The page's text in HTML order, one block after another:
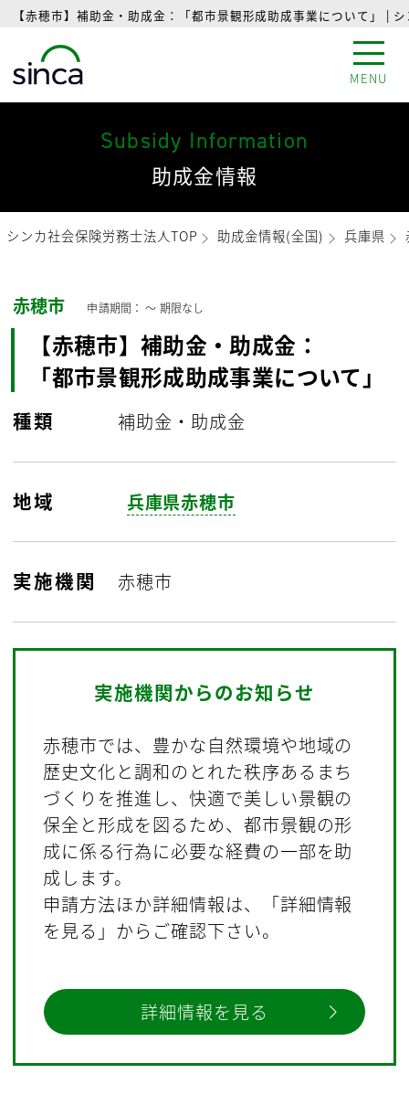
【赤穂市】補助金・助成金：「都市景観形成助成事業について」 |
MENU
Subsidy Information
助成金情報
シンカ社会保険労務士法人TOP 助成金情報(全国) 兵庫県
赤穂市 申請期間： 〜 期限なし
【赤穂市】補助金・助成金：
「都市景観形成助成事業について」
種類 補助金・助成金
地域 兵庫県赤穂市
実施機関 赤穂市
実施機関からのお知らせ
赤穂市では、豊かな自然環境や地域の
歴史文化と調和のとれた秩序あるまち
づくりを推進し、快適で美しい景観の
保全と形成を図るため、都市景観の形
成に係る行為に必要な経費の一部を助
成します。
申請方法ほか詳細情報は、「詳細情報
を見る」からご確認下さい。
詳細情報を見る